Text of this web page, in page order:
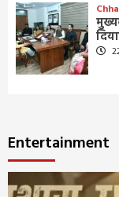
Entertainment